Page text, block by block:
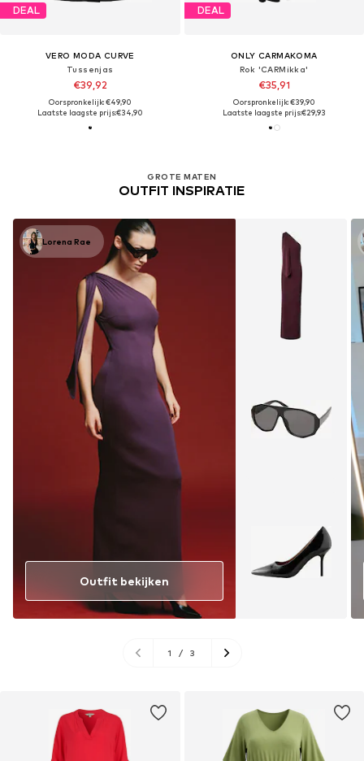
DEAL
VERO MODA CURVE
Tussenjas
€39,92
Oorspronkelijk: €49,90
Laatste laagste prijs:€34,90
DEAL
ONLY CARMAKOMA
Rok 'CARMikka'
€35,91
Oorspronkelijk: €39,90
Laatste laagste prijs:€29,93
GROTE MATEN
OUTFIT INSPIRATIE
Lorena Rae
Outfit bekijken
1 / 3